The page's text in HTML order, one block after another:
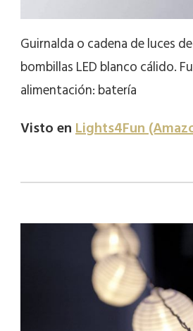
Guirnalda o cadena de luces
bombillas LED blanco cálido.
alimentación: batería
Visto enLights4Fun